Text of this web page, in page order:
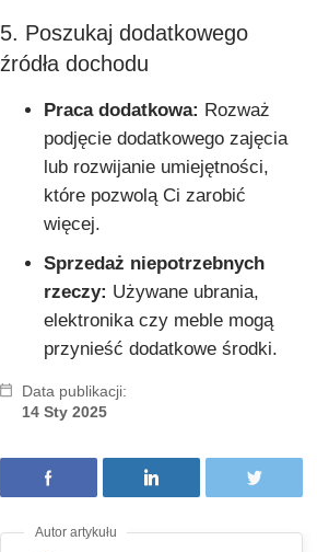
5. Poszukaj dodatkowego
źródła dochodu
Praca dodatkowa: Rozważ
podjęcie dodatkowego zajęcia
lub rozwijanie umiejętności,
które pozwolą Ci zarobić
więcej.
Sprzedaż niepotrzebnych
rzeczy: Używane ubrania,
elektronika czy meble mogą
przynieść dodatkowe środki.
Data publikacji:
14 Sty 2025